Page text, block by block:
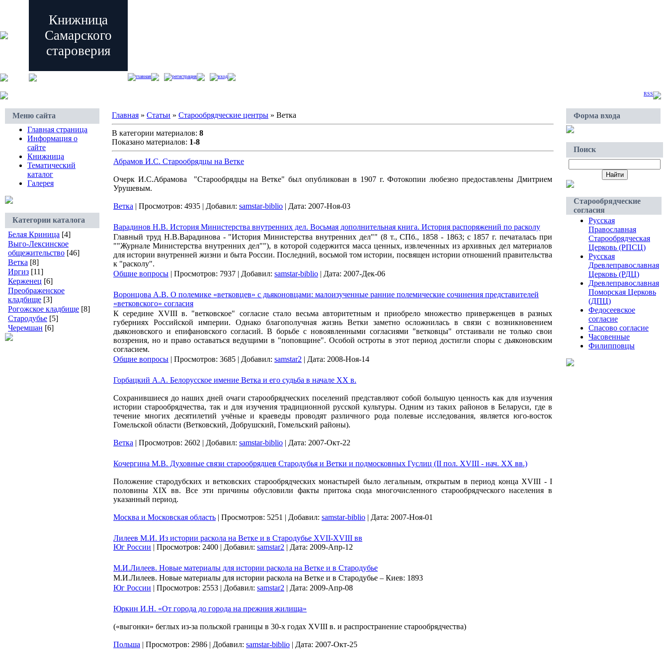
Книжница
Самарского
староверия
главная регистрация вход
RSS
Меню сайта
Главная страница
Информация о
сайте
Книжница
Тематический
каталог
Галерея
Категории каталога
Белая Криница [4]
Выго-Лексинское
общежительство [46]
Ветка [8]
Иргиз [11]
Керженец [6]
Преображенское
кладбище [3]
Рогожское кладбище [8]
Стародубье [5]
Черемшан [6]
Главная » Статьи » Старообрядческие центры » Ветка
В категории материалов: 8
Показано материалов: 1-8
Абрамов И.С. Старообрядцы на Ветке
Очерк И.С.Абрамова "Старообрядцы на Ветке" был опубликован в 1907 г. Фотокопии любезно предоставлены Дмитрием
Урушевым.
Ветка | Просмотров: 4935 | Добавил: samstar-biblio | Дата: 2007-Ноя-03
Варадинов Н.В. История Министерства внутренних дел. Восьмая дополнительная книга. История распоряжений по расколу
Главный труд Н.В.Варадинова - "История Министерства внутренних дел"" (8 т., СПб., 1858 - 1863; с 1857 г. печаталась при
""Журнале Министерства внутренних дел""), в которой содержится масса ценных, извлеченных из архивных дел материалов
для истории внутренней жизни и быта России. Последний, восьмой том истории, посвящен истории отношений правительства
к "расколу".
Общие вопросы | Просмотров: 7937 | Добавил: samstar-biblio | Дата: 2007-Дек-06
Воронцова А.В. О полемике «ветковцев» с дьяконовцами: малоизученные ранние полемические сочинения представителей
«ветковского» согласия
К середине XVIII в. "ветковское" согласие стало весьма авторитетным и приобрело множество приверженцев в разных
губерниях Российской империи. Однако благополучная жизнь Ветки заметно осложнилась в связи с возникновением
дьяконовского и епифановского согласий. В борьбе с новоявленными согласиями "ветковцы" отстаивали не только свои
воззрения, но и право оставаться ведущими в "поповщине". Особой остроты в этот период достигли споры с дьяконовским
согласием.
Общие вопросы | Просмотров: 3685 | Добавил: samstar2 | Дата: 2008-Ноя-14
Горбацкий А.А. Белорусское имение Ветка и его судьба в начале XX в.
Сохранившиеся до наших дней очаги старообрядческих посе­лений представляют собой большую ценность как для изучения
истории старообрядчества, так и для изучения традиционной рус­ской культуры. Одним из таких районов в Беларуси, где в
тече­ние многих десятилетий учёные и краеведы проводят различного рода полевые исследования, является юго-восток
Гомельской об­ласти (Ветковский, Добрушский, Гомельский районы).
Ветка | Просмотров: 2602 | Добавил: samstar-biblio | Дата: 2007-Окт-22
Кочергина М.В. Духовные связи старообрядцев Стародубья и Ветки и подмосковных Гуслиц (II пол. XVIII - нач. XX вв.)
Положение стародубских и ветковских старообрядческих монастырей было легальным, открытым в период конца XVIII -I
половины XIXвв. Все эти причины обусловили факты притока сюда многочисленного старообрядческого населения в
указанный период.
Москва и Московская область | Просмотров: 5251 | Добавил: samstar-biblio | Дата: 2007-Ноя-01
Лилеев М.И. Из истории раскола на Ветке и в Стародубье XVII-XVIII вв
Юг России | Просмотров: 2400 | Добавил: samstar2 | Дата: 2009-Апр-12
М.И.Лилеев. Новые материалы для истории раскола на Ветке и в Стародубье
М.И.Лилеев. Новые материалы для истории раскола на Ветке и в Стародубье – Киев: 1893
Юг России | Просмотров: 2553 | Добавил: samstar2 | Дата: 2009-Апр-08
Юркин И.Н. «От города до города на прежния жилища»
(«выгонки» беглых из-за польской границы в 30-х годах XVIII в. и распространение старообрядчества)
Польша | Просмотров: 2986 | Добавил: samstar-biblio | Дата: 2007-Окт-25
Форма входа
Поиск
Старообрядческие
согласия
Русская
Православная
Старообрядческая
Церковь (РПСЦ)
Русская
Древлеправославная
Церковь (РДЦ)
Древлеправославная
Поморская Церковь
(ДПЦ)
Федосеевское
согласие
Спасово согласие
Часовенные
Филипповцы